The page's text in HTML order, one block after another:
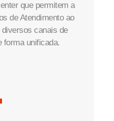
que permitem a
de Atendimento ao
canais de
forma unificada.